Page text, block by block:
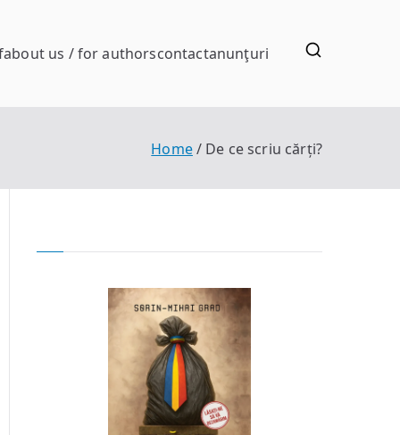
about us / for authorscontactanunţuri
Home De ce scriu cărți?